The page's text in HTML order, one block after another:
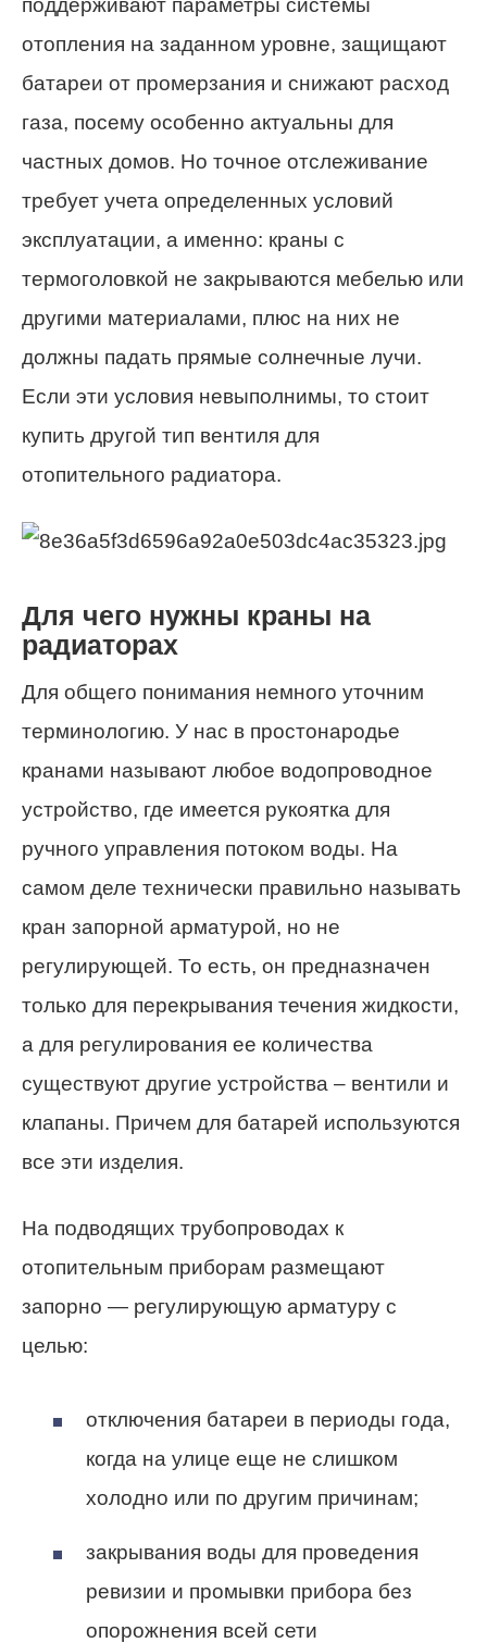
поддерживают параметры системы
отопления на заданном уровне, защищают
батареи от промерзания и снижают расход
газа, посему особенно актуальны для
частных домов. Но точное отслеживание
требует учета определенных условий
эксплуатации, а именно: краны с
термоголовкой не закрываются мебелью или
другими материалами, плюс на них не
должны падать прямые солнечные лучи.
Если эти условия невыполнимы, то стоит
купить другой тип вентиля для
отопительного радиатора.
Для чего нужны краны на
радиаторах
Для общего понимания немного уточним
терминологию. У нас в простонародье
кранами называют любое водопроводное
устройство, где имеется рукоятка для
ручного управления потоком воды. На
самом деле технически правильно называть
кран запорной арматурой, но не
регулирующей. То есть, он предназначен
только для перекрывания течения жидкости,
а для регулирования ее количества
существуют другие устройства – вентили и
клапаны. Причем для батарей используются
все эти изделия.
На подводящих трубопроводах к
отопительным приборам размещают
запорно — регулирующую арматуру с
целью:
отключения батареи в периоды года,
когда на улице еще не слишком
холодно или по другим причинам;
закрывания воды для проведения
ревизии и промывки прибора без
опорожнения всей сети